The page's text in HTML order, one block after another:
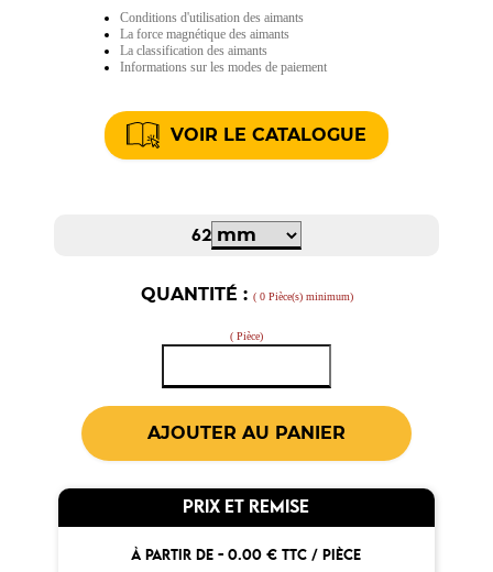
Conditions d'utilisation des aimants
La force magnétique des aimants
La classification des aimants
Informations sur les modes de paiement
VOIR LE CATALOGUE
62
QUANTITÉ : ( 0 Pièce(s) minimum)
( Pièce)
PRIX ET REMISE
À PARTIR DE -0.00 € TTC / PIÈCE